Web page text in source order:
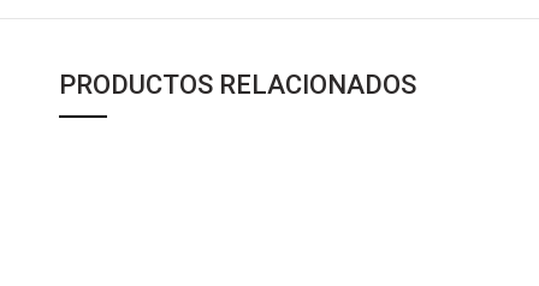
PRODUCTOS RELACIONADOS